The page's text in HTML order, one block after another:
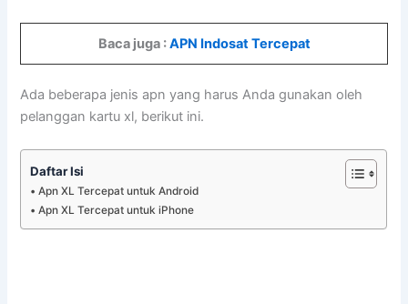
Baca juga :APN Indosat Tercepat
Ada beberapa jenis apn yang harus Anda gunakan oleh
pelanggan kartu xl, berikut ini.
Daftar Isi
Apn XL Tercepat untuk Android
Apn XL Tercepat untuk iPhone